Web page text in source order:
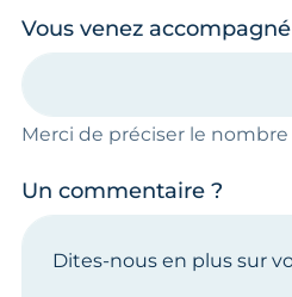
Vous venez
Merci de préciser le
Un commentaire ?